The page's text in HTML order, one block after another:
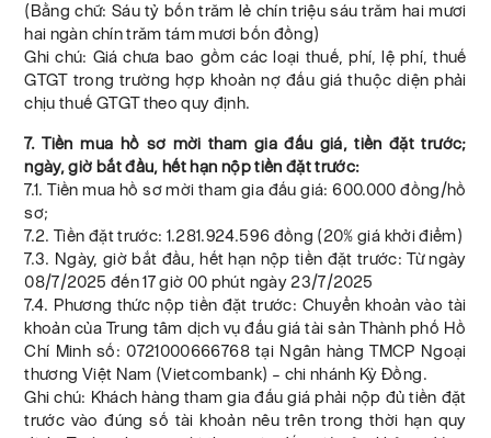
(Bằng chữ: Sáu tỷ bốn trăm lẻ chín triệu sáu trăm hai mươi
hai ngàn chín trăm tám mươi bốn đồng)
Ghi chú: Giá chưa bao gồm các loại thuế, phí, lệ phí, thuế
GTGT trong trường hợp khoản nợ đấu giá thuộc diện phải
chịu thuế GTGT theo quy định.
7. Tiền mua hồ sơ mời tham gia đấu giá, tiền đặt trước;
ngày, giờ bắt đầu, hết hạn nộp tiền đặt trước:
7.1. Tiền mua hồ sơ mời tham gia đấu giá: 600.000 đồng/hồ
sơ;
7.2. Tiền đặt trước: 1.281.924.596 đồng (20% giá khởi điểm)
7.3. Ngày, giờ bắt đầu, hết hạn nộp tiền đặt trước: Từ ngày
08/7/2025 đến 17 giờ 00 phút ngày 23/7/2025
7.4. Phương thức nộp tiền đặt trước: Chuyển khoản vào tài
khoản của Trung tâm dịch vụ đấu giá tài sản Thành phố Hồ
Chí Minh số: 0721000666768 tại Ngân hàng TMCP Ngoại
thương Việt Nam (Vietcombank) – chi nhánh Kỳ Đồng.
Ghi chú: Khách hàng tham gia đấu giá phải nộp đủ tiền đặt
trước vào đúng số tài khoản nêu trên trong thời hạn quy